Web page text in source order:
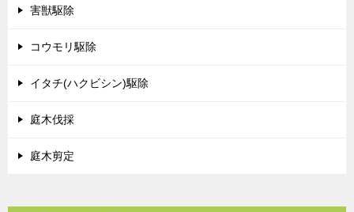
害獣駆除
コウモリ駆除
イタチ(ハクビシン)駆除
庭木伐採
庭木剪定